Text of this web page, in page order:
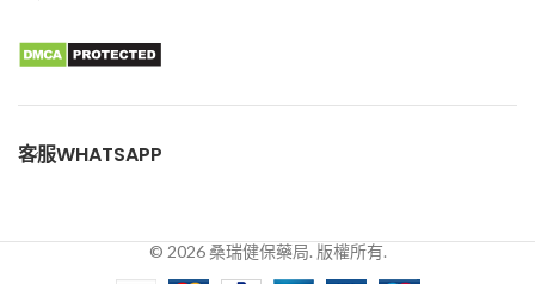
客服WHATSAPP
© 2026 桑瑞健保藥局. 版權所有.